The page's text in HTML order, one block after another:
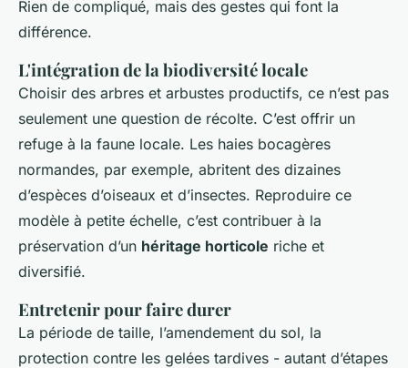
Rien de compliqué, mais des gestes qui font la
différence.
L'intégration de la biodiversité locale
Choisir des arbres et arbustes productifs, ce n’est pas
seulement une question de récolte. C’est offrir un
refuge à la faune locale. Les haies bocagères
normandes, par exemple, abritent des dizaines
d’espèces d’oiseaux et d’insectes. Reproduire ce
modèle à petite échelle, c’est contribuer à la
préservation d’un héritage horticole riche et
diversifié.
Entretenir pour faire durer
La période de taille, l’amendement du sol, la
protection contre les gelées tardives - autant d’étapes